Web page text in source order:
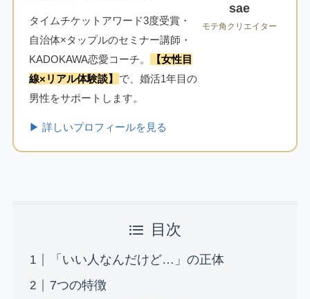
タイムチケットアワード3度受賞・
自治体×タップルのセミナー講師・
KADOKAWA恋愛コーチ。
【女性目
線×リアル体験談】
で、婚活1年目の
男性をサポートします。
▶ 詳しいプロフィールを見る
sae
モテ角クリエイター
目次
「いい人なんだけど…」の正体
7つの特徴